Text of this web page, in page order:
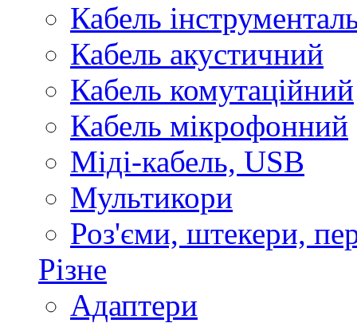
Кабель
Кабель акустичний
Кабель комутаційний
Кабель мікрофонний
Міді-кабель, USB
Мультикори
Роз'єми, штекери,
Різне
Адаптери